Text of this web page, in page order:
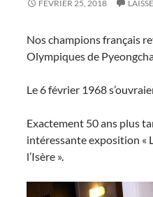
FÉVRIER 25, 2018
Nos champions français
Olympiques de
Le 6 février 1968
Exactement 50 ans plus
intéressante exposition «
l’Isère ».